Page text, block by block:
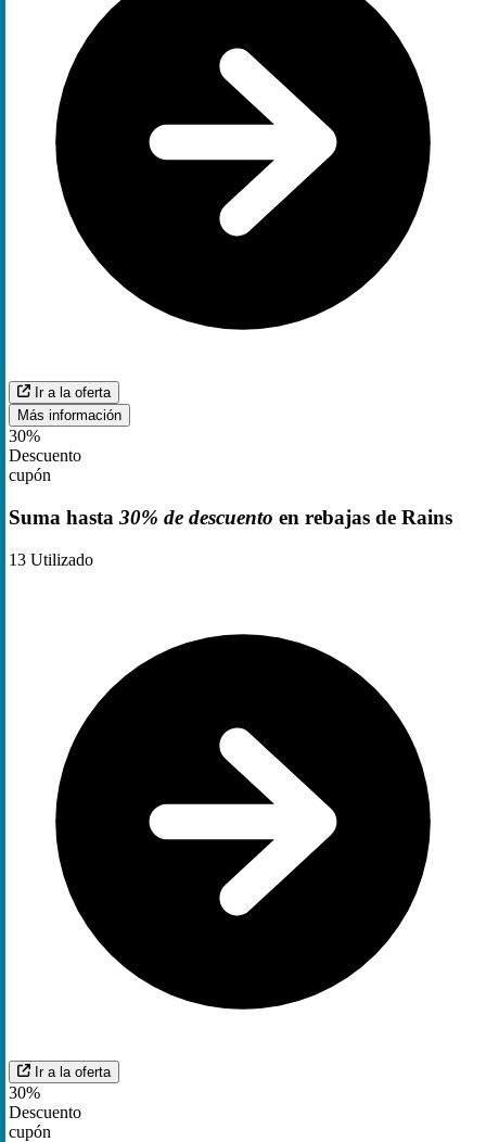
Ir a la oferta
Más información
30%
Descuento
cupón
Suma hasta 30% de descuento en rebajas de Rains
13 Utilizado
Ir a la oferta
30%
Descuento
cupón